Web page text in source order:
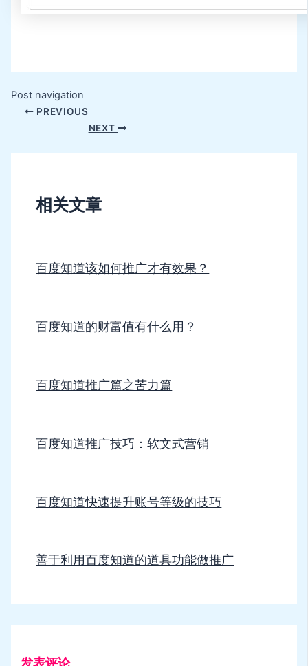
Post navigation
PREVIOUS
NEXT
相关文章
百度知道该如何推广才有效果？
百度知道的财富值有什么用？
百度知道推广篇之苦力篇
百度知道推广技巧：软文式营销
百度知道快速提升账号等级的技巧
善于利用百度知道的道具功能做推广
发表评论